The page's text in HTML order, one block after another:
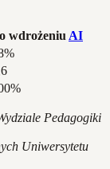
wdrożeniu AI
Pedagogiki
Uniwersytetu